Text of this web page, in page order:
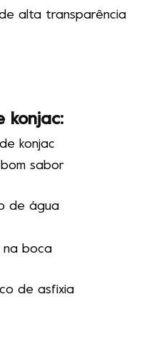
alta transparência
konjac:
konjac
sabor
de água
na boca
de asfixia